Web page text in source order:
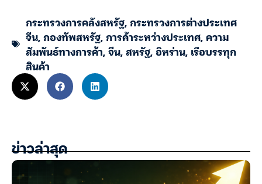
กระทรวงการคลังสหรัฐ,กระทรวงการต่างประเทศ
จีน,กองทัพสหรัฐ,การค้าระหว่างประเทศ,ความ
สัมพันธ์ทางการค้า,จีน,สหรัฐ,อิหร่าน, เรือบรรทุก
สินค้า
ข่าวล่าสุด